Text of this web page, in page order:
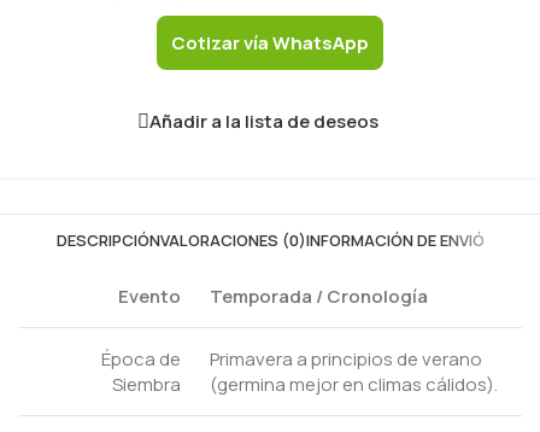
Cotizar vía WhatsApp
Añadir a la lista de deseos
DESCRIPCIÓNVALORACIONES (0)INFORMACIÓN DE ENVIÓ
Evento Temporada / Cronología
Época de
Siembra
Primavera a principios de verano
(germina mejor en climas cálidos).